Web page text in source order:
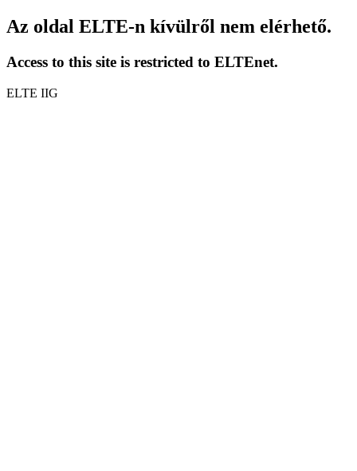
Az oldal ELTE-n kívülről nem elérhető.
Access to this site is restricted to ELTEnet.
ELTE IIG